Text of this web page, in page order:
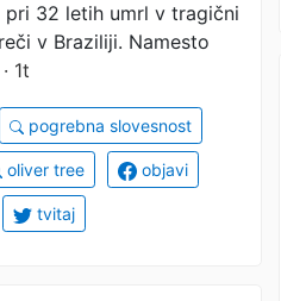
pri 32 letih umrl v tragični
v Braziliji. Namesto
1t
pogrebna slovesnost
oliver tree objavi
tvitaj